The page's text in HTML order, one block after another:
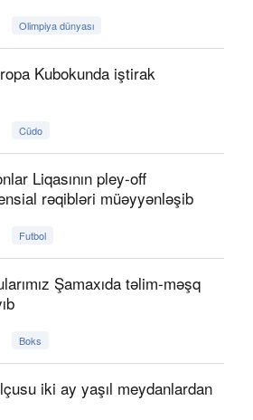
Olimpiya dünyası
Kubokunda iştirak
Cüdo
Liqasının pley-off
rəqibləri müəyyənləşib
Futbol
Şamaxıda təlim-məşq
Boks
iki ay yaşıl meydanlardan